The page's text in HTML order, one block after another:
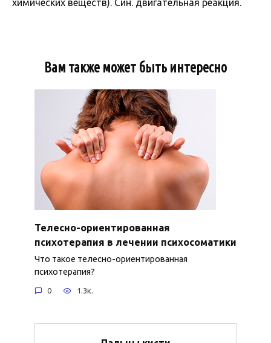
химических веществ). Син. двигательная реакция.
Вам также может быть интересно
Телесно-ориентированная
психотерапия в лечении психосоматики
Что такое телесно-ориентированная
психотерапия?
0 1.3к.